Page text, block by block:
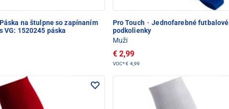
Páska na štulpne so zapínaním
VG: 1520245 páska
Pro Touch · Jednofarebné futbalové
podkolienky
Muži
€ 2,99
VOC*€ 4,99